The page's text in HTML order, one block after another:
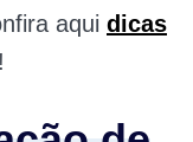
aqui dicas
!